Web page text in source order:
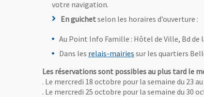
votre navigation.
En guichetselon les horaires d’ouverture :
Au Point Info Famille : Hôtel de Ville, Bd
Dans les relais-mairies sur les quartiers
Les réservations sont possibles au plus tard le
. Le mercredi 18 octobre pour la semaine du 23
. Le mercredi 25 octobre pour la semaine du 30